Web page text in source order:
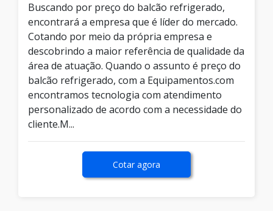
Buscando por preço do balcão refrigerado,
encontrará a empresa que é líder do mercado.
Cotando por meio da própria empresa e
descobrindo a maior referência de qualidade da
área de atuação. Quando o assunto é preço do
balcão refrigerado, com a Equipamentos.com
encontramos tecnologia com atendimento
personalizado de acordo com a necessidade do
cliente.M...
Cotar agora